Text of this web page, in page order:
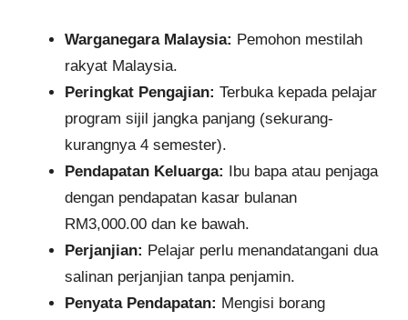
Warganegara Malaysia: Pemohon mestilah
rakyat Malaysia.
Peringkat Pengajian: Terbuka kepada pelajar
program sijil jangka panjang (sekurang-
kurangnya 4 semester).
Pendapatan Keluarga:
Ibu bapa atau penjaga
dengan pendapatan kasar bulanan
RM3,000.00 dan ke bawah.
Perjanjian: Pelajar perlu menandatangani dua
salinan perjanjian tanpa penjamin.
Penyata Pendapatan: Mengisi borang